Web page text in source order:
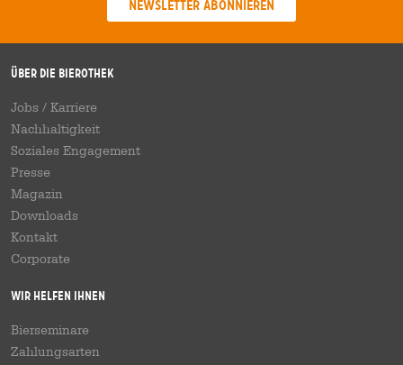
Newsletter abonnieren
Über die Bierothek
Jobs / Karriere
Nachhaltigkeit
Soziales Engagement
Presse
Magazin
Downloads
Kontakt
Corporate
Wir helfen Ihnen
Bierseminare
Zahlungsarten